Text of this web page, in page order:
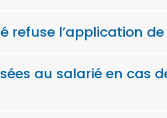
refuse l’application
au salarié en cas